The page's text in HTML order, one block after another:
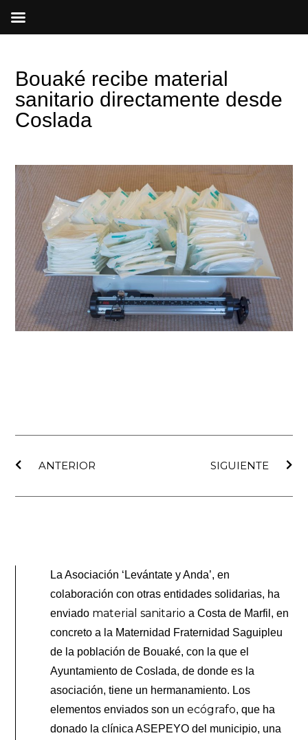
Bouaké recibe material
sanitario directamente desde
Coslada
ANTERIOR
SIGUIENTE
La Asociación ‘Levántate y Anda’, en
colaboración con otras entidades solidarias, ha
enviado material sanitario a Costa de Marfil, en
concreto a la Maternidad Fraternidad Saguipleu
de la población de Bouaké, con la que el
Ayuntamiento de Coslada, de donde es la
asociación, tiene un hermanamiento. Los
elementos enviados son unecógrafo, que ha
donado la clínica ASEPEYO del municipio, una